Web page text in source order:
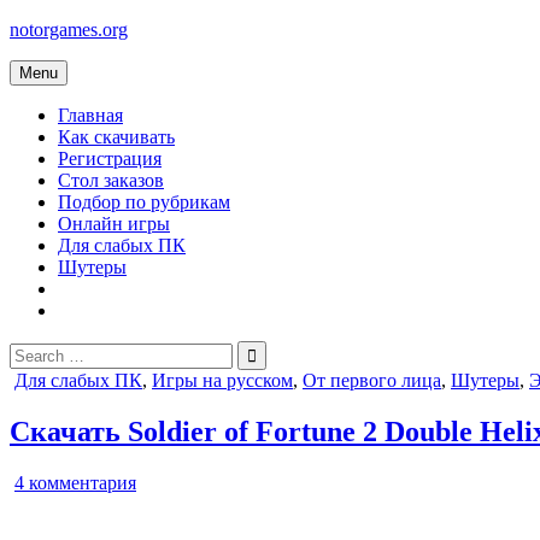
Skip
content
notorgames.org
Menu
Главная
Как скачивать
Регистрация
Стол заказов
Подбор по рубрикам
Онлайн игры
Для слабых ПК
Шутеры
Search
for:
Posted
Для слабых ПК, Игры на русском, От первого лица, Шутеры,
Скачать Soldier of Fortune 2 Double
4 комментарияк